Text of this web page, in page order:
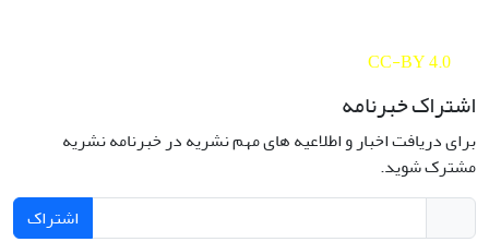
CC-BY 4.0
اشتراک خبرنامه
برای دریافت اخبار و اطلاعیه های مهم نشریه در خبرنامه نشریه
مشترک شوید.
اشتراک